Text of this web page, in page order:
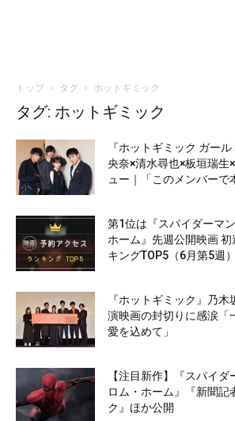
トップ タグ ホットギミック
タグ: ホットギミック
『ホットギミック ガー
央奈×清水尋也×板垣瑞生
ュー｜「このメンバーで
第1位は『スパイダーマ
ホーム』先週公開映画
キングTOP5（6月第5週）
『ホットギミック』乃
演映画の封切りに感涙「
愛を込めて」
【注目新作】『スパイ
ロム・ホーム』『新聞記
ク』ほか公開